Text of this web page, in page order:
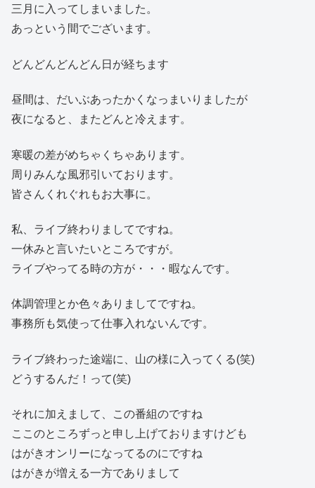
三月に入ってしまいました。
あっという間でございます。
どんどんどんどん日が経ちます
昼間は、だいぶあったかくなっまいりましたが
夜になると、またどんと冷えます。
寒暖の差がめちゃくちゃあります。
周りみんな風邪引いております。
皆さんくれぐれもお大事に。
私、ライブ終わりましてですね。
一休みと言いたいところですが。
ライブやってる時の方が・・・暇なんです。
体調管理とか色々ありましてですね。
事務所も気使って仕事入れないんです。
ライブ終わった途端に、山の様に入ってくる(笑)
どうするんだ！って(笑)
それに加えまして、この番組のですね
ここのところずっと申し上げておりますけども
はがきオンリーになってるのにですね
はがきが増える一方でありまして